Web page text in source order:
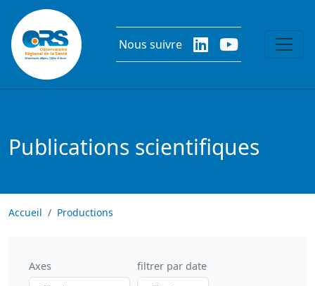
Aller au contenu principal
Nous suivre
Publications scientifiques
Accueil Productions
Axes filtrer par date